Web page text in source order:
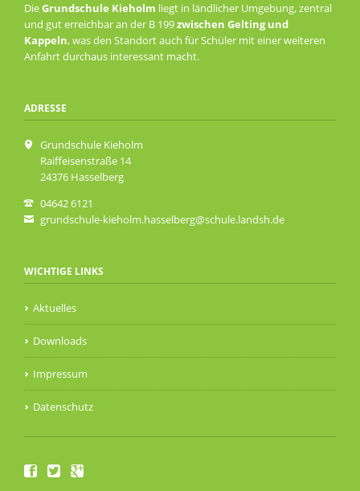
umliegenden
Feuerwehren
DieGrundschule Kieholm liegt in ländlicher Umgebung, zentral
und gut erreichbar an der B 199zwischen Gelting und
Kappeln, was den Standort auch für Schüler mit einer weiteren
Anfahrt durchaus interessant macht.
ADRESSE
Grundschule Kieholm
Raiffeisenstraße 14
24376 Hasselberg
04642 6121
grundschule-kieholm.hasselberg@schule.landsh.de
WICHTIGE LINKS
Aktuelles
Downloads
Impressum
Datenschutz
Facebook
Twitter